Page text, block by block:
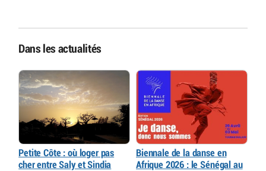
Dans les actualités
Petite Côte : où loger pas
cher entre Saly et Sindia
Biennale de la danse en
Afrique 2026 : le Sénégal au